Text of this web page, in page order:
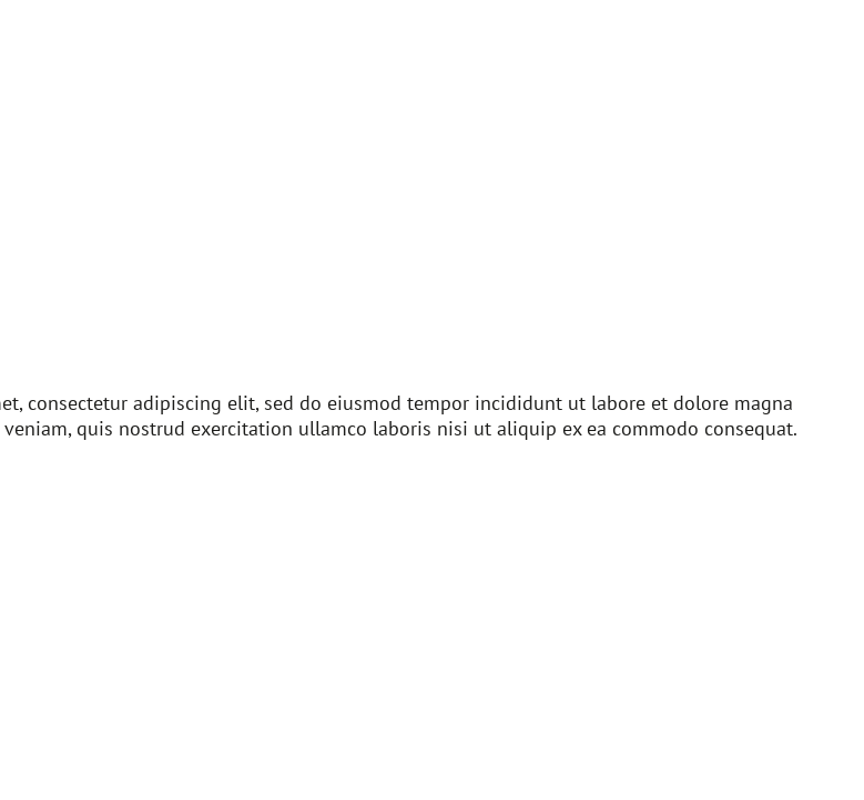
consectetur adipiscing elit, sed do eiusmod tempor incididunt ut labore et dolore magna
quis nostrud exercitation ullamco laboris nisi ut aliquip ex ea commodo consequat.